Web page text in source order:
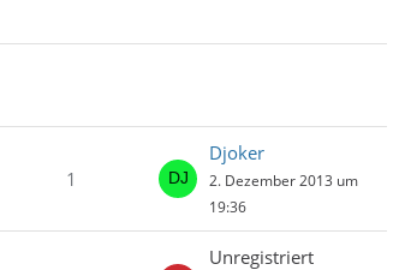
1
Djoker
2. Dezember 2013 um
19:36
Unregistriert